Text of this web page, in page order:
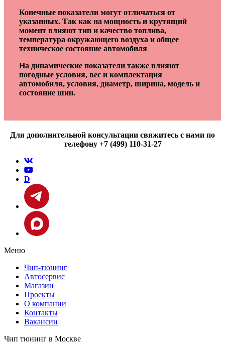
Конечные показатели могут отличаться от
указанных. Так как на мощность и крутящий
момент влияют тип и качество топлива,
температура окружающего воздуха и общее
техническое состояние автомобиля
На динамические показатели также влияют
погодные условия, вес и комплектация
автомобиля, условия, диаметр, ширина, модель и
состояние шин.
Для дополнительной консультации свяжитесь с нами по
телефону +7 (499) 110-31-27
D
Меню
Чип-тюнинг
Автосервис
Магазин
Проекты
О компании
Контакты
Вакансии
Чип тюнинг в Москве